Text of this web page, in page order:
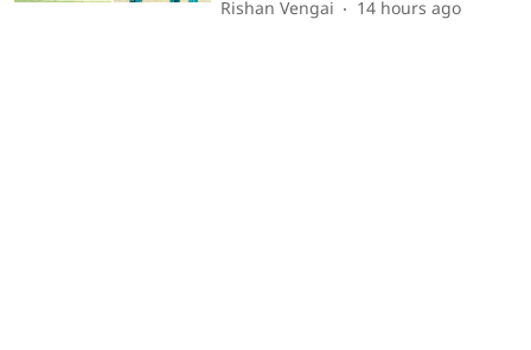
Rishan Vengai 14 hours ago